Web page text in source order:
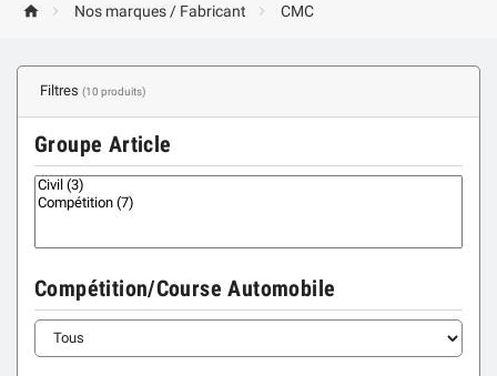
  Nos marques / Fabricant  CMC
Filtres (10 produits)
Groupe Article
Compétition/Course Automobile